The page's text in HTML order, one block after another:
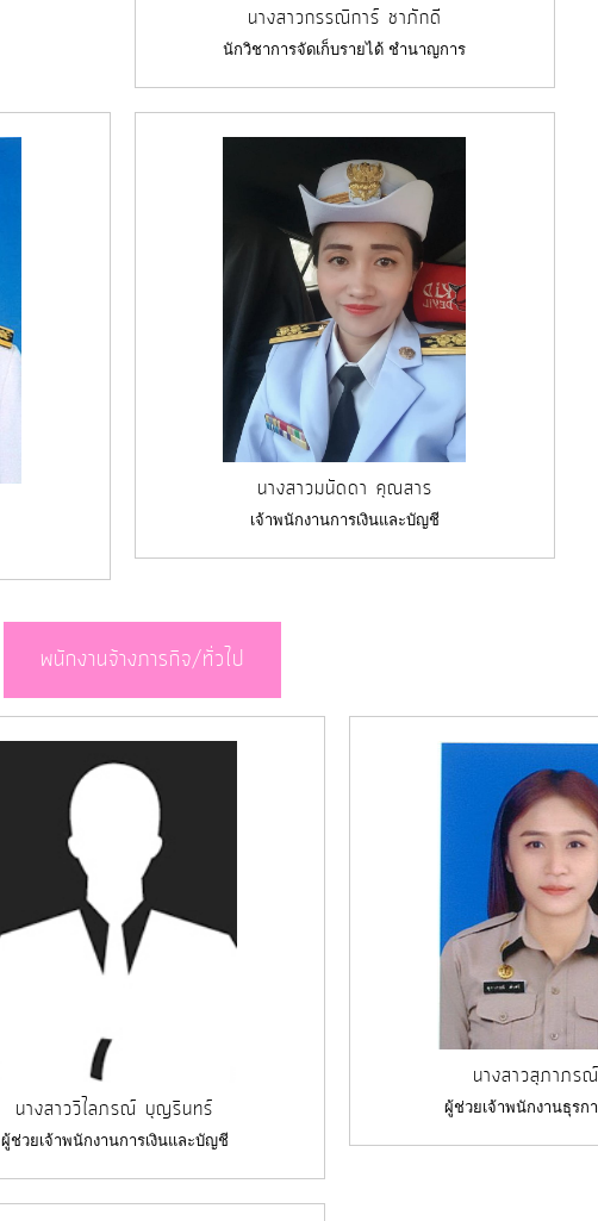
นางสาวกรรณิการ์ ชาภักดี
นักวิชาการจัดเก็บรายได้ ชำนาญการ
นางสาวมนัดดา คุณสาร
เจ้าพนักงานการเงินและบัญชี
พนักงานจ้างภารกิจ/ทั่วไป
นางสาววิไลภรณ์ บุญรินทร์
ผู้ช่วยเจ้าพนักงานการเงินและบัญชี
นางสาวสุภาภร
ผู้ช่วยเจ้าพนักงานธุรก